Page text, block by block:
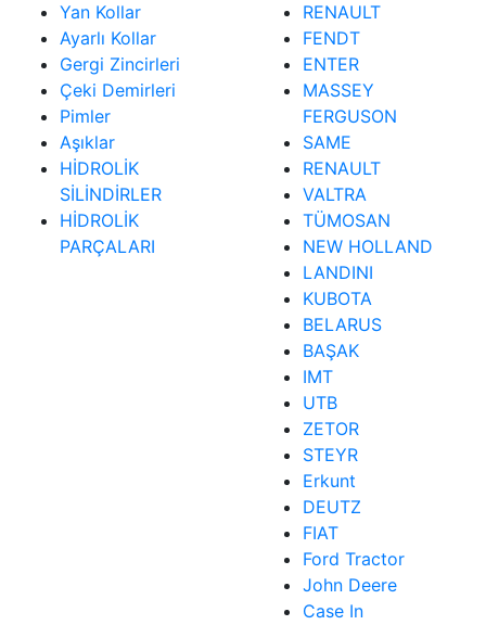
Yan Kollar
Ayarlı Kollar
Gergi Zincirleri
Çeki Demirleri
Pimler
Aşıklar
HİDROLİK
SİLİNDİRLER
HİDROLİK
PARÇALARI
RENAULT
FENDT
ENTER
MASSEY
FERGUSON
SAME
RENAULT
VALTRA
TÜMOSAN
NEW HOLLAND
LANDINI
KUBOTA
BELARUS
BAŞAK
IMT
UTB
ZETOR
STEYR
Erkunt
DEUTZ
FIAT
Ford Tractor
John Deere
Case In